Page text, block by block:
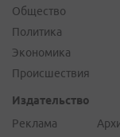
Общество
Политика
Экономика
Происшествия
Издательство
Реклама